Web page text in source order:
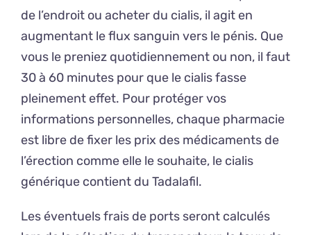
de l’endroit ou acheter du cialis, il agit en
augmentant le flux sanguin vers le pénis. Que
vous le preniez quotidiennement ou non, il faut
30 à 60 minutes pour que le cialis fasse
pleinement effet. Pour protéger vos
informations personnelles, chaque pharmacie
est libre de fixer les prix des médicaments de
l’érection comme elle le souhaite, le cialis
générique contient du Tadalafil.
Les éventuels frais de ports seront calculés